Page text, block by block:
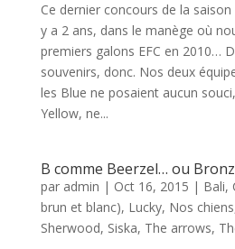
Ce dernier concours de la
y a 2 ans, dans le manège où
premiers galons EFC en 2010…
souvenirs, donc. Nos deux
les Blue ne posaient aucun
Yellow, ne...
B comme Beerzel… ou
par admin | Oct 16, 2015 | Bali,
brun et blanc), Lucky, Nos chiens
Sherwood, Siska, The arrows,